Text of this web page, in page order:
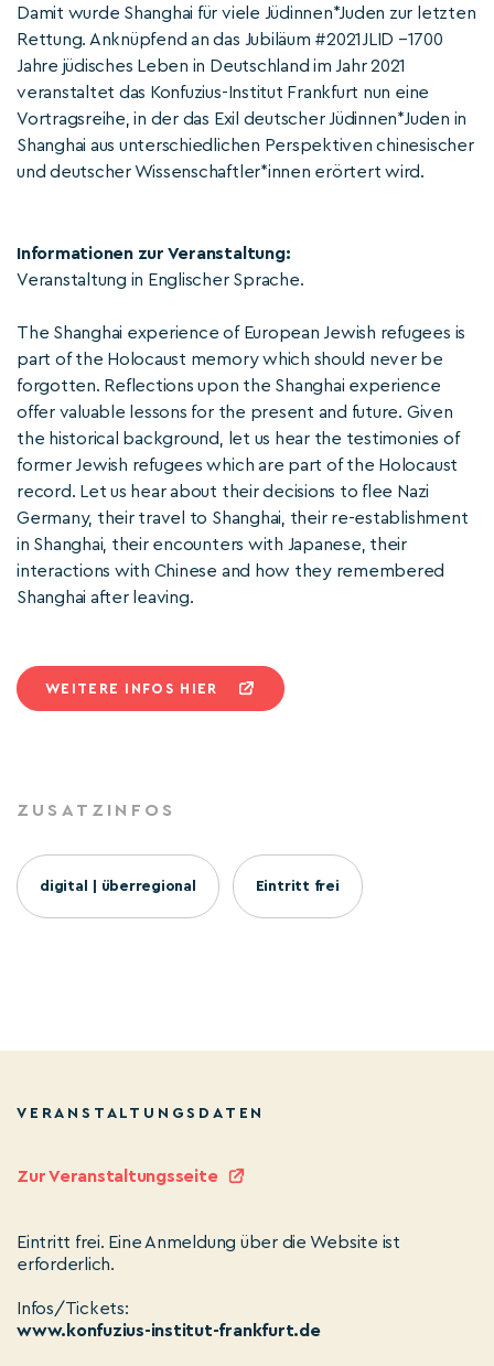
Damit wurde Shanghai für viele Jüdinnen*Juden zur letzten
Rettung. Anknüpfend an das Jubiläum #2021JLID –1700
Jahre jüdisches Leben in Deutschland im Jahr 2021
veranstaltet das Konfuzius-Institut Frankfurt nun eine
Vortragsreihe, in der das Exil deutscher Jüdinnen*Juden in
Shanghai aus unterschiedlichen Perspektiven chinesischer
und deutscher Wissenschaftler*innen erörtert wird.
Informationen zur Veranstaltung:
Veranstaltung in Englischer Sprache.
The Shanghai experience of European Jewish refugees is
part of the Holocaust memory which should never be
forgotten. Reflections upon the Shanghai experience
offer valuable lessons for the present and future. Given
the historical background, let us hear the testimonies of
former Jewish refugees which are part of the Holocaust
record. Let us hear about their decisions to flee Nazi
Germany, their travel to Shanghai, their re-establishment
in Shanghai, their encounters with Japanese, their
interactions with Chinese and how they remembered
Shanghai after leaving.
WEITERE INFOS HIER
ZUSATZINFOS
digital | überregional Eintritt frei
VERANSTALTUNGSDATEN
Zur Veranstaltungsseite
Eintritt frei. Eine Anmeldung über die Website ist
erforderlich.
Infos/Tickets:
www.konfuzius-institut-frankfurt.de